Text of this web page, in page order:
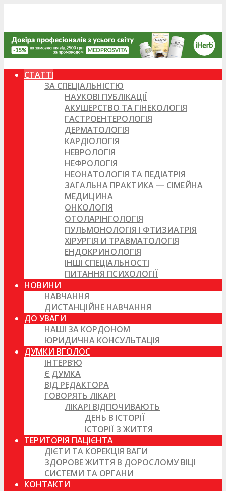
СТАТТІ
ЗА СПЕЦІАЛЬНІСТЮ
НАУКОВІ ПУБЛІКАЦІЇ
АКУШЕРСТВО ТА ГІНЕКОЛОГІЯ
ГАСТРОЕНТЕРОЛОГІЯ
ДЕРМАТОЛОГІЯ
КАРДІОЛОГІЯ
НЕВРОЛОГІЯ
НЕФРОЛОГІЯ
НЕОНАТОЛОГІЯ ТА ПЕДІАТРІЯ
ЗАГАЛЬНА ПРАКТИКА — СІМЕЙНА
МЕДИЦИНА
ОНКОЛОГІЯ
ОТОЛАРІНГОЛОГІЯ
ПУЛЬМОНОЛОГІЯ І ФТИЗИАТРІЯ
ХІРУРГІЯ И ТРАВМАТОЛОГІЯ
ЕНДОКРИНОЛОГІЯ
ІНШІ СПЕЦІАЛЬНОСТІ
ПИТАННЯ ПСИХОЛОГІЇ
НОВИНИ
НАВЧАННЯ
ДИСТАНЦІЙНЕ НАВЧАННЯ
ДО УВАГИ
НАШІ ЗА КОРДОНОМ
ЮРИДИЧНА КОНСУЛЬТАЦІЯ
ДУМКИ ВГОЛОС
ІНТЕРВ’Ю
Є ДУМКА
ВІД РЕДАКТОРА
ГОВОРЯТЬ ЛІКАРІ
ЛІКАРІ ВІДПОЧИВАЮТЬ
ДЕНЬ В ІСТОРІЇ
ІСТОРІЇ З ЖИТТЯ
ТЕРИТОРІЯ ПАЦІЄНТА
ДІЄТИ ТА КОРЕКЦІЯ ВАГИ
ЗДОРОВЕ ЖИТТЯ В ДОРОСЛОМУ ВІЦІ
СИСТЕМИ ТА ОРГАНИ
КОНТАКТИ